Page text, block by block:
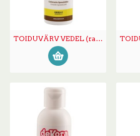
TOIDUVÄRV VEDEL (rasvlahustuv) kollane 100g